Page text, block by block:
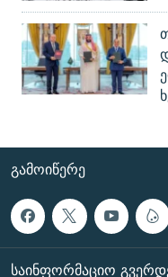
ᲒᲐᲛᲝᲘᲬᲔᲠᲔ
ᲡᲐᲘᲜᲤᲝᲠᲛᲐᲪᲘᲝ